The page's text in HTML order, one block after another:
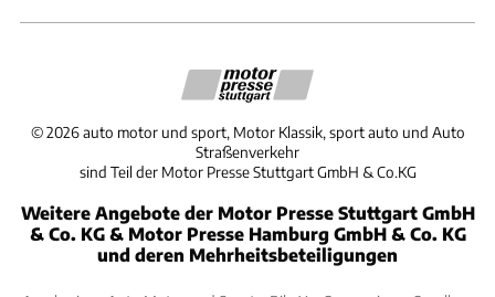
©2026 auto motor und sport, Motor Klassik, sport auto und Auto
Straßenverkehr
sind Teil der Motor Presse Stuttgart GmbH & Co.KG
Weitere Angebote der Motor Presse Stuttgart GmbH
& Co. KG & Motor Presse Hamburg GmbH & Co. KG
und deren Mehrheitsbeteiligungen